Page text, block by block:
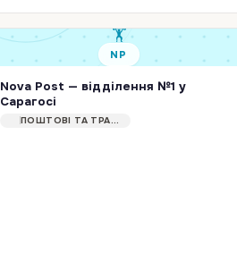
🏋️
NP
Nova Post — відділення №1 у
Сарагосі
ПОШТОВІ ТА ТРАНСПОРТНІ ПОСЛУГИ